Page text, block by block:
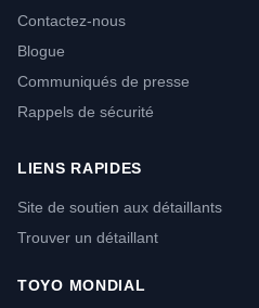
Contactez-nous
Blogue
Communiqués de presse
Rappels de sécurité
LIENS RAPIDES
Site de soutien aux détaillants
Trouver un détaillant
TOYO MONDIAL